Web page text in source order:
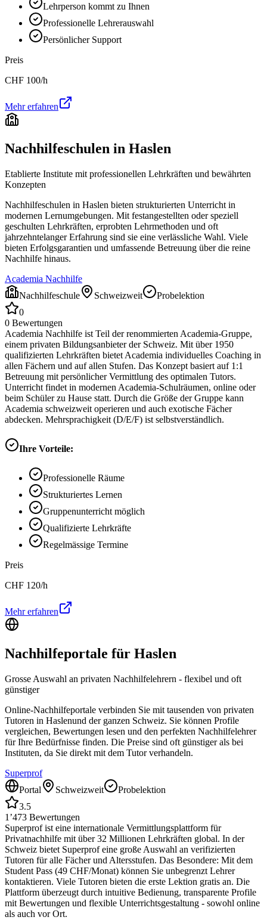
Lehrperson kommt zu Ihnen
Professionelle Lehrerauswahl
Persönlicher Support
Preis
CHF 100/h
Mehr erfahren
Nachhilfeschulen in Haslen
Etablierte Institute mit professionellen Lehrkräften und bewährten
Konzepten
Nachhilfeschulen in Haslen bieten strukturierten Unterricht in
modernen Lernumgebungen. Mit festangestellten oder speziell
geschulten Lehrkräften, erprobten Lehrmethoden und oft
jahrzehntelanger Erfahrung sind sie eine verlässliche Wahl. Viele
bieten Erfolgsgarantien und umfassende Betreuung über die reine
Nachhilfe hinaus.
Academia Nachhilfe
Nachhilfeschule
Schweizweit
Probelektion
0
0 Bewertungen
Academia Nachhilfe ist Teil der renommierten Academia-Gruppe,
einem privaten Bildungsanbieter der Schweiz. Mit über 1950
qualifizierten Lehrkräften bietet Academia individuelles Coaching in
allen Fächern und auf allen Stufen. Das Konzept basiert auf 1:1
Betreuung mit persönlicher Vermittlung des optimalen Tutors.
Unterricht findet in modernen Academia-Schulräumen, online oder
beim Schüler zu Hause statt. Durch die Größe der Gruppe kann
Academia schweizweit operieren und auch exotische Fächer
abdecken. Mehrsprachigkeit (D/E/F) ist selbstverständlich.
Ihre Vorteile:
Professionelle Räume
Strukturiertes Lernen
Gruppenunterricht möglich
Qualifizierte Lehrkräfte
Regelmässige Termine
Preis
CHF 120/h
Mehr erfahren
Nachhilfeportale für Haslen
Grosse Auswahl an privaten Nachhilfelehrern - flexibel und oft
günstiger
Online-Nachhilfeportale verbinden Sie mit tausenden von privaten
Tutoren in Haslenund der ganzen Schweiz. Sie können Profile
vergleichen, Bewertungen lesen und den perfekten Nachhilfelehrer
für Ihre Bedürfnisse finden. Die Preise sind oft günstiger als bei
Instituten, da Sie direkt mit dem Tutor verhandeln.
Superprof
Portal
Schweizweit
Probelektion
3.5
1’473 Bewertungen
Superprof ist eine internationale Vermittlungsplattform für
Privatnachhilfe mit über 32 Millionen Lehrkräften global. In der
Schweiz bietet Superprof eine große Auswahl an verifizierten
Tutoren für alle Fächer und Altersstufen. Das Besondere: Mit dem
Student Pass (49 CHF/Monat) können Sie unbegrenzt Lehrer
kontaktieren. Viele Tutoren bieten die erste Lektion gratis an. Die
Plattform überzeugt durch intuitive Bedienung, transparente Profile
mit Bewertungen und flexible Unterrichtsgestaltung - sowohl online
als auch vor Ort.